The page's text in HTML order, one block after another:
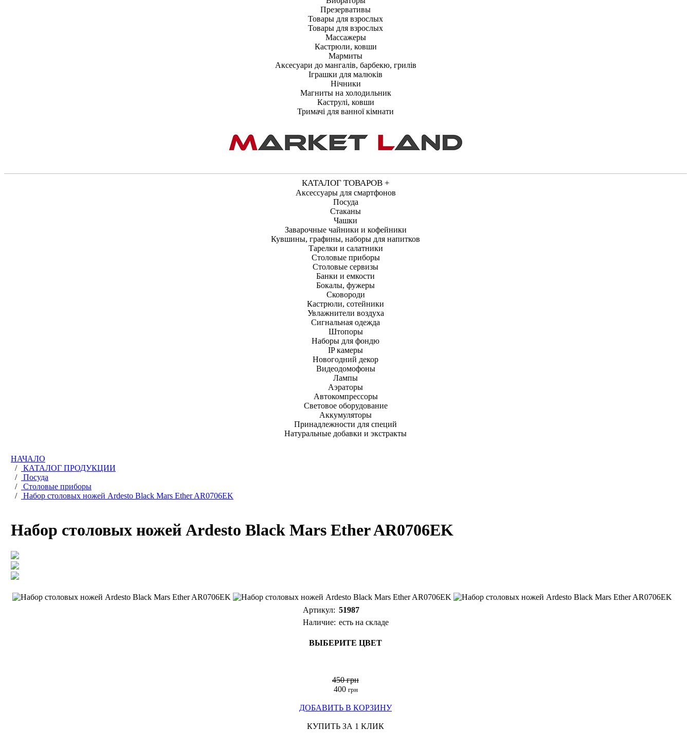
Презервативы
Товары для взрослых
Товары для взрослых
Массажеры
Кастрюли, ковши
Мармиты
Аксесуари до мангалів, барбекю, грилів
Іграшки для малюків
Нічники
Магниты на холодильник
Каструлі, ковши
Тримачі для ванної кімнати
КАТАЛОГ ТОВАРОВ +
Аксессуары для смартфонов
Посуда
Стаканы
Чашки
Заварочные чайники и кофейники
Кувшины, графины, наборы для напитков
Тарелки и салатники
Столовые приборы
Столовые сервизы
Банки и емкости
Бокалы, фужеры
Сковороди
Кастрюли, сотейники
Увлажнители воздуха
Сигнальная одежда
Штопоры
Наборы для фондю
IP камеры
Новогодний декор
Видеодомофоны
Лампы
Аэраторы
Автокомпрессоры
Световое оборудование
Аккумуляторы
Принадлежности для специй
Натуральные добавки и экстракты
НАЧАЛО
/
КАТАЛОГ ПРОДУКЦИИ
/
Посуда
/
Столовые приборы
/
Набор столовых ножей Ardesto Black Mars Ether AR0706EK
Набор столовых ножей Ardesto Black Mars Ether AR0706EK
Артикул: 51987
Наличие: есть на складе
ВЫБЕРИТЕ ЦВЕТ
450 грн
400 грн
ДОБАВИТЬ В КОРЗИНУ
КУПИТЬ ЗА 1 КЛИК